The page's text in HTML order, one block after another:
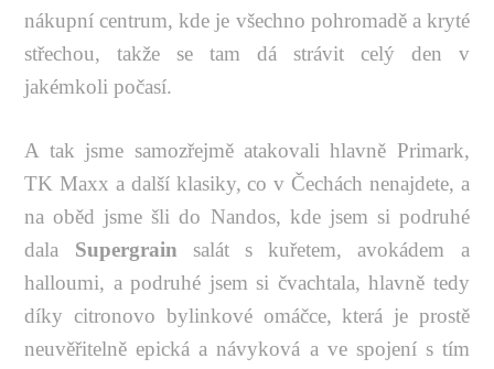
nákupní centrum, kde je všechno pohromadě a kryté
střechou, takže se tam dá strávit celý den v
jakémkoli počasí.
A tak jsme samozřejmě atakovali hlavně Primark,
TK Maxx a další klasiky, co v Čechách nenajdete, a
na oběd jsme šli do Nandos, kde jsem si podruhé
dala Supergrain salát s kuřetem, avokádem a
halloumi, a podruhé jsem si čvachtala, hlavně tedy
díky citronovo bylinkové omáčce, která je prostě
neuvěřitelně epická a návyková a ve spojení s tím